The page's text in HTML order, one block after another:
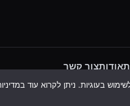
אודותצור קשר